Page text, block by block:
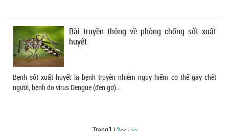
Bài truyền thông về phòng chống sốt xuất
huyết
Bệnh sốt xuất huyết là bệnh truyền nhiễm nguy hiểm có thể gây chết
người, bệnh do virus Dengue (đen gơ)...